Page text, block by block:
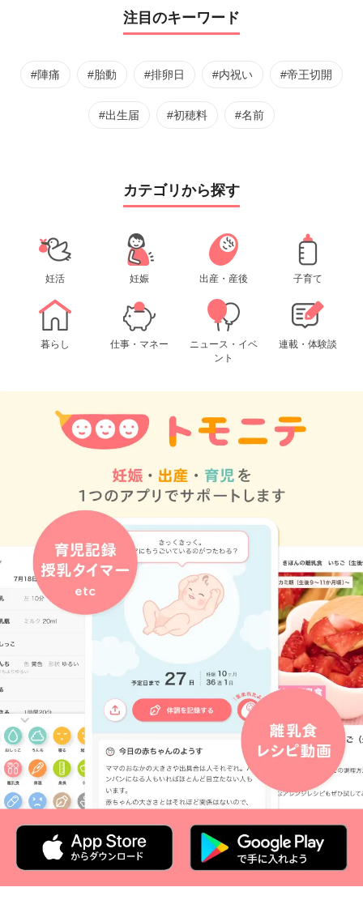
注目のキーワード
#陣痛 #胎動 #排卵日 #内祝い #帝王切開
#出生届 #初穂料 #名前
カテゴリから探す
妊活 妊娠 出産・産後 子育て
暮らし 仕事・マネー
ニュース・イベ
ント
連載・体験談